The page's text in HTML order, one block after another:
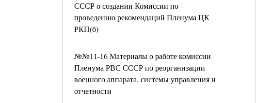
СССР о создании Комиссии по
проведению рекомендаций Пленума ЦК
РКП(б)
№№11-16 Материалы о работе комиссии
Пленума РВС СССР по реорганизации
военного аппарата, системы управления и
отчетности